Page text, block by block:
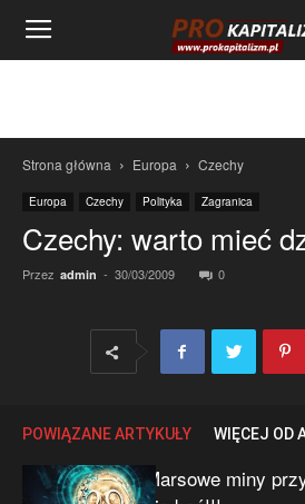
Strona główna Europa Czechy
Europa Czechy Polityka Zagranica
Czechy: warto mieć
Przez admin - 30/03/2009 0
POWIĄZANE ARTYKUŁY WIĘCEJ OD
Marsowe miny